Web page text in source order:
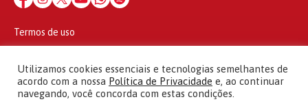
Termos de uso
© 2010 - 2026
Partido dos Trabalhadores Todos os direitos reservados
Utilizamos cookies essenciais e tecnologias semelhantes de
acordo com a nossa Política de Privacidade e, ao continuar
navegando, você concorda com estas condições.